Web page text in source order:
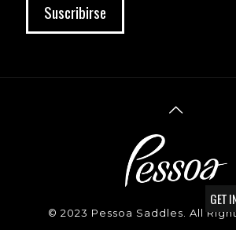
© 2023 Pessoa Saddles. All
GET